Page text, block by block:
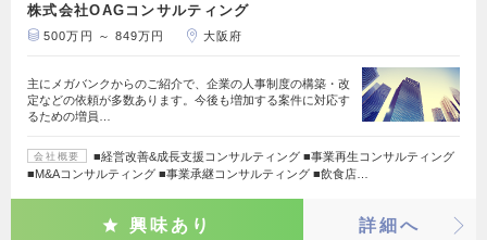
株式会社OAGコンサルティング
500万円 ～ 849万円 大阪府
主にメガバンクからのご紹介で、企業の人事制度の構築・改
定などの依頼が多数あります。今後も増加する案件に対応す
るための増員…
会社概要
■経営改善&成長支援コンサルティング ■事業再生コンサルティング
■M&Aコンサルティング ■事業承継コンサルティング ■飲食店…
興味あり 詳細へ